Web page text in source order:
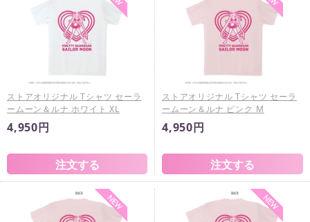
ストアオリジナル Tシャツ セーラ
ームーン＆ルナ ホワイト XL
4,950円
ストアオリジナル Tシャツ セーラ
ームーン＆ルナ ピンク M
4,950円